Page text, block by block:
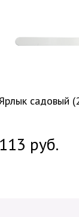
садовый
113 руб.